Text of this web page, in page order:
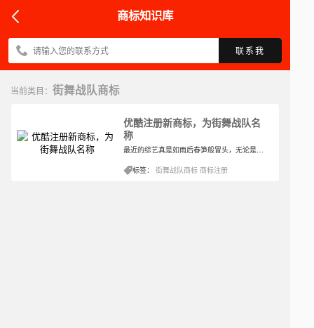
商标知识库
联系我
当前类目： 街舞战队商标
优酷注册新商标，为街舞战队名
称
最近的综艺真是如雨后春笋般冒头，无论是卫视还是播放平台，都自制了一些综艺，再加上暑假的原因，综艺更新更加频繁。而优酷的《这就是街舞》第四季也回归了，人员阵容还是一样的亮眼。
标签：街舞战队商标 商标注册